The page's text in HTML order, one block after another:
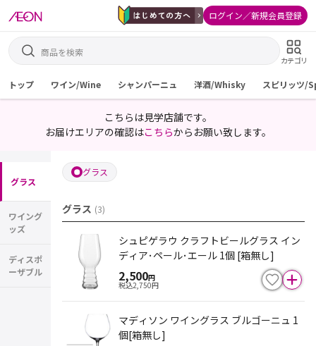
ログイン／新規会員登録
カテゴリ
トップ ワイン/Wine シャンパーニュ 洋酒/Whisky スピリッツ/
こちらは見学店舗です。
お届けエリアの確認はこちらからお願い致します。
グラス
ワイング
ッズ
ディスポ
ーザブル
グラス
グラス (3)
シュピゲラウ クラフトビールグラス イン
ディア･ペール･エール 1個 [箱無し]
2,500円
税込2,750円
マディソン ワイングラス ブルゴーニュ 1
個[箱無し]